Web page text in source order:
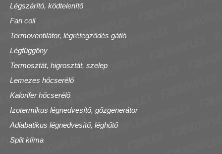
Légszárító, ködtelenítő
Fan coil
Termoventilátor, légrétegződés gátló
Légfüggöny
Termosztát, higrosztát, szelep
Lemezes hőcserélő
Kalorifer hőcserélő
Izotermikus légnedvesítő, gőzgenerátor
Adiabatikus légnedvesítő, léghűtő
Split klíma